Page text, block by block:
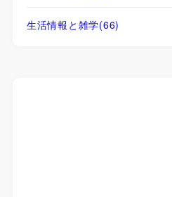
生活情報と雑学(66)